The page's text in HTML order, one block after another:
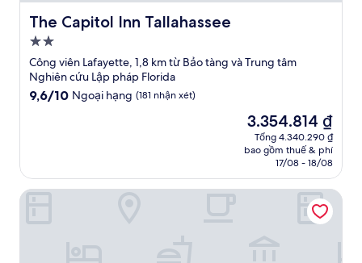
The Capitol Inn Tallahassee
The Capitol Inn Tallahassee
Nơi
lưu
trú
2.0
Công viên Lafayette, 1,8 km từ Bảo tàng và Trung tâm
Nghiên cứu Lập pháp Florida
9.6
nhận
xét)
9,6/10 Ngoại hạng (181 nhận xét)
Giá
hiện
tại
3.354.814 ₫
3.354.814 ₫
Tổng 4.340.290 ₫
bao gồm thuế & phí
17/08 - 18/08
AC Hotel by Marriott Tallahassee Universities at the